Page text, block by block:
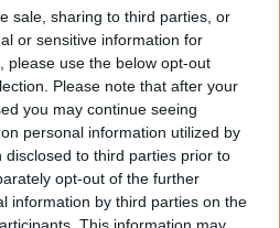
sale, sharing to third parties, or
or sensitive information for
please use the below opt-out
Please note that after your
you may continue seeing
personal information utilized by
to third parties prior to
opt-out of the further
information by third parties on the
ΕΠΑ.Λ Γρεβενών